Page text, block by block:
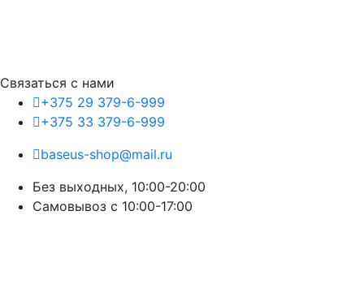
Связаться с нами
+375 29 379-6-999
+375 33 379-6-999
baseus-shop@mail.ru
Без выходных, 10:00-20:00
Cамовывоз с 10:00-17:00